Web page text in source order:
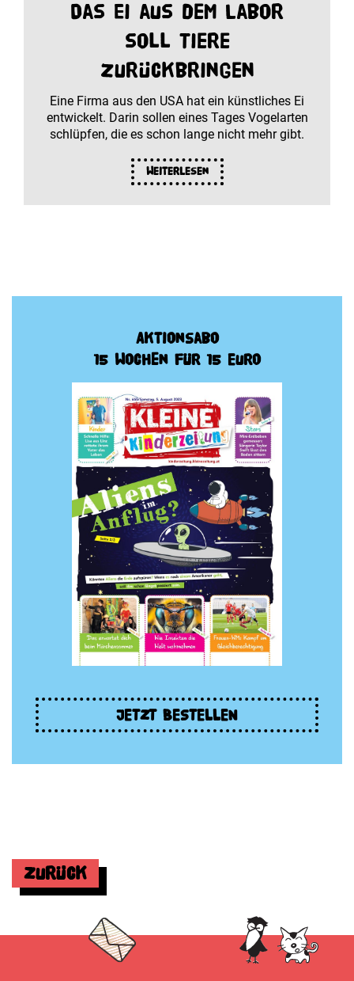
Das Ei aus dem Labor
soll Tiere
zurückbringen
Eine Firma aus den USA hat ein künstliches Ei
entwickelt. Darin sollen eines Tages Vogelarten
schlüpfen, die es schon lange nicht mehr gibt.
Weiterlesen
Aktionsabo
15 Wochen für 15 Euro
JETZT BESTELLEN
Zurück